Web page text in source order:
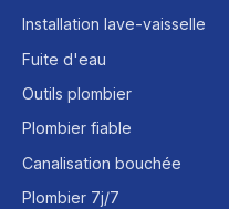
Installation lave-vaisselle
Fuite d'eau
Outils plombier
Plombier fiable
Canalisation bouchée
Plombier 7j/7